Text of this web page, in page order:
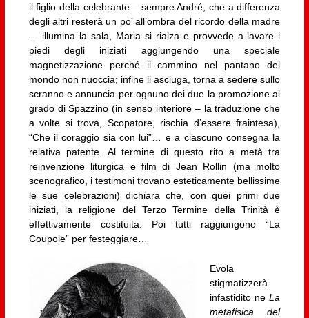
il figlio della celebrante – sempre André, che a differenza
degli altri resterà un po’ all’ombra del ricordo della madre
– illumina la sala, Maria si rialza e provvede a lavare i
piedi degli iniziati aggiungendo una speciale
magnetizzazione perché il cammino nel pantano del
mondo non nuoccia; infine li asciuga, torna a sedere sullo
scranno e annuncia per ognuno dei due la promozione al
grado di Spazzino (in senso interiore – la traduzione che
a volte si trova, Scopatore, rischia d’essere fraintesa),
“Che il coraggio sia con lui”… e a ciascuno consegna la
relativa patente. Al termine di questo rito a metà tra
reinvenzione liturgica e film di Jean Rollin (ma molto
scenografico, i testimoni trovano esteticamente bellissime
le sue celebrazioni) dichiara che, con quei primi due
iniziati, la religione del Terzo Termine della Trinità è
effettivamente costituita. Poi tutti raggiungono “La
Coupole” per festeggiare…
Evola
stigmatizzerà
infastidito neLa
metafisica del